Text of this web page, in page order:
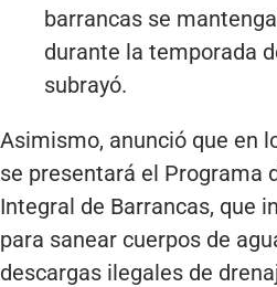
barrancas se
durante la temporada
subrayó.
Asimismo, anunció que en
se presentará el Programa
Integral de Barrancas, que
para sanear cuerpos de
descargas ilegales de